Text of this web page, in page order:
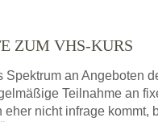
ZUM VHS-KURS
an Angeboten
Teilnahme an
nicht infrage kommt,